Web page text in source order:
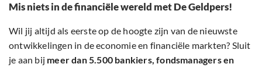
Mis niets in de financiële wereld met De Geldpers!
Wil jij altijd als eerste op de hoogte zijn van de nieuwste
ontwikkelingen in de economie en financiële markten? Sluit
je aan bij meer dan 5.500 bankiers, fondsmanagers en